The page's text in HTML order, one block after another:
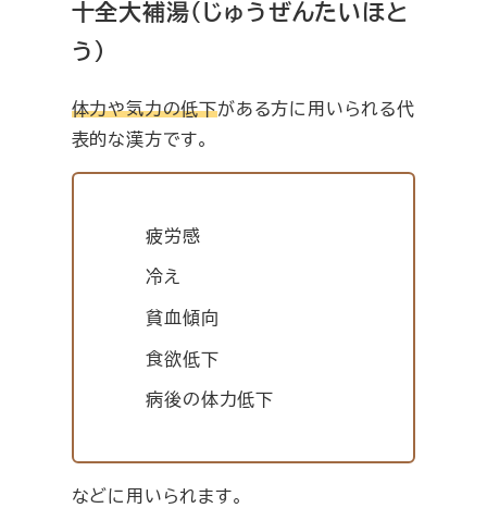
十全大補湯（じゅうぜんたいほと
う）
体力や気力の低下がある方に用いられる代
表的な漢方です。
疲労感
冷え
貧血傾向
食欲低下
病後の体力低下
などに用いられます。